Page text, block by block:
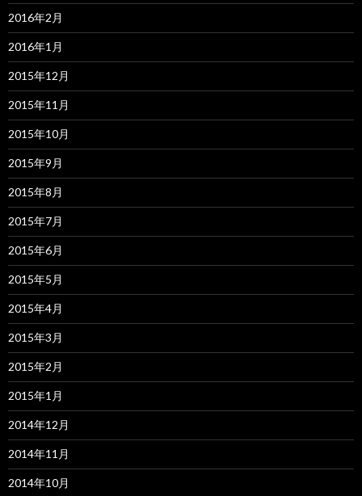
2016年2月
2016年1月
2015年12月
2015年11月
2015年10月
2015年9月
2015年8月
2015年7月
2015年6月
2015年5月
2015年4月
2015年3月
2015年2月
2015年1月
2014年12月
2014年11月
2014年10月